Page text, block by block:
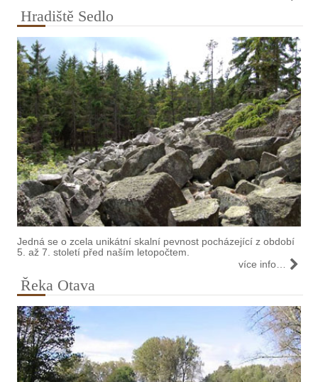
Hradiště Sedlo
Jedná se o zcela unikátní skalní pevnost pocházející z období
5. až 7. století před naším letopočtem.
více info…
Řeka Otava